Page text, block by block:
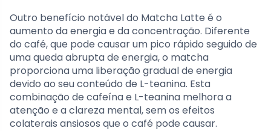
Outro benefício notável do Matcha Latte é o
aumento da energia e da concentração. Diferente
do café, que pode causar um pico rápido seguido de
uma queda abrupta de energia, o matcha
proporciona uma liberação gradual de energia
devido ao seu conteúdo de L-teanina. Esta
combinação de cafeína e L-teanina melhora a
atenção e a clareza mental, sem os efeitos
colaterais ansiosos que o café pode causar.